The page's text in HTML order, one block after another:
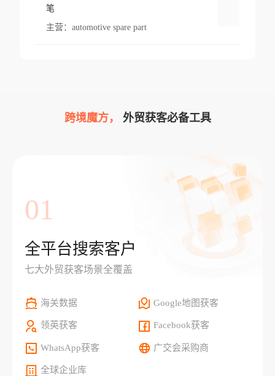
笔
主营： automotive spare part
跨境魔方， 外贸获客必备工具
01
全平台搜索客户
七大外贸获客场景全覆盖
海关数据 Google地图获客
领英获客 Facebook获客
WhatsApp获客 广交会采购商
全球企业库